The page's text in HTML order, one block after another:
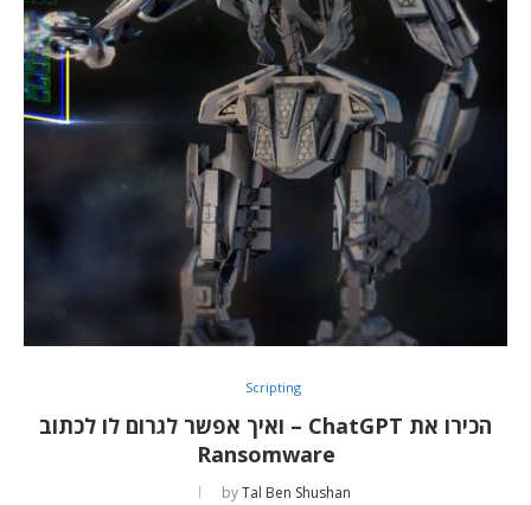
Scripting
הכירו את ChatGPT – ואיך אפשר לגרום לו לכתוב
Ransomware
byTal Ben Shushan